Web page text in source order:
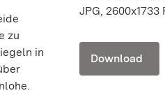
zu
in
JPG, 2600x1733
Download